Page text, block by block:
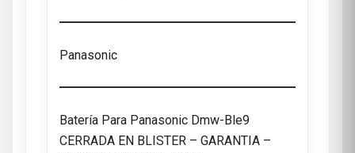
Panasonic
Batería Para Panasonic Dmw-Ble9
CERRADA EN BLISTER – GARANTIA –